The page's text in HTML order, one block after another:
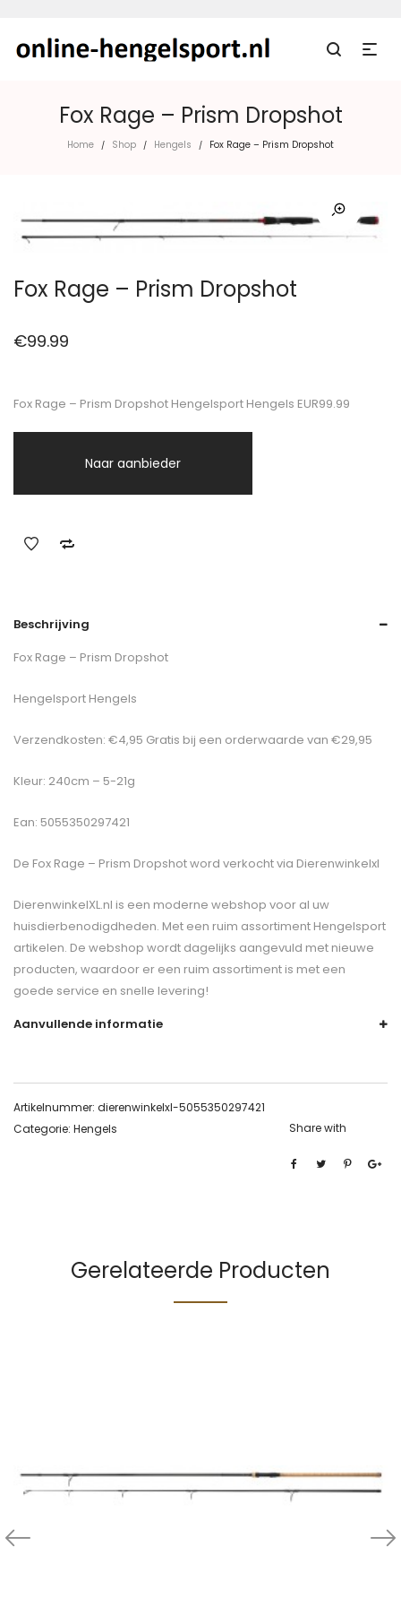
Fox Rage – Prism Dropshot
Home / Shop / Hengels / Fox Rage – Prism Dropshot
Fox Rage – Prism Dropshot
€99.99
Fox Rage – Prism Dropshot Hengelsport Hengels EUR99.99
Naar aanbieder
Beschrijving
Fox Rage – Prism Dropshot
Hengelsport Hengels
Verzendkosten: €4,95 Gratis bij een orderwaarde van €29,95
Kleur: 240cm – 5-21g
Ean: 5055350297421
De Fox Rage – Prism Dropshotword verkocht via Dierenwinkelxl
DierenwinkelXL.nl is een moderne webshop voor al uw
huisdierbenodigdheden. Met een ruim assortiment Hengelsport
artikelen. De webshop wordt dagelijks aangevuld met nieuwe
producten, waardoor er een ruim assortiment is met een
goede service en snelle levering!
Aanvullende informatie
Artikelnummer: dierenwinkelxl-5055350297421
Categorie: Hengels Share with
Gerelateerde Producten